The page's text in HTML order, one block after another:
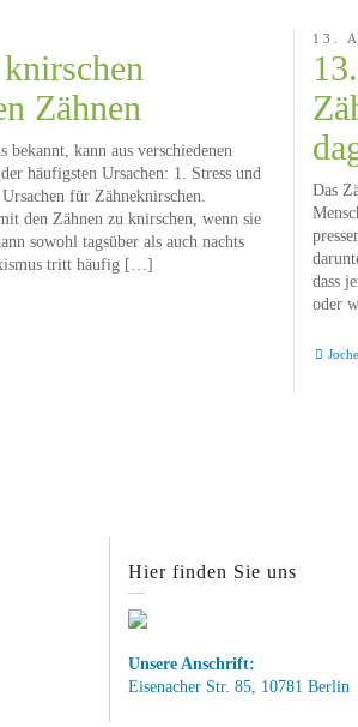
Zähnen
bekannt, kann aus verschiedenen
häufigsten Ursachen: 1. Stress und
für Zähneknirschen.
den Zähnen zu knirschen, wenn sie
sowohl tagsüber als auch nachts
tritt häufig […]
13.
Das
dass
oder
Hier finden Sie uns
Unsere Anschrift:
Eisenacher Str. 85, 10781 Berlin